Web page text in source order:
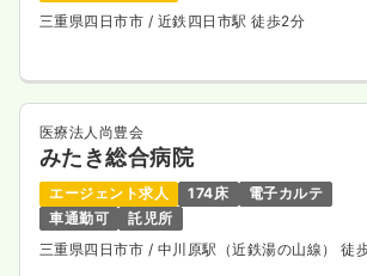
三重県四日市市 / 近鉄四日市駅 徒歩2分
医療法人尚豊会
みたき総合病院
エージェント求人 174床
電子カルテ
車通勤可
託児所
三重県四日市市 / 中川原駅（近鉄湯の山線） 徒